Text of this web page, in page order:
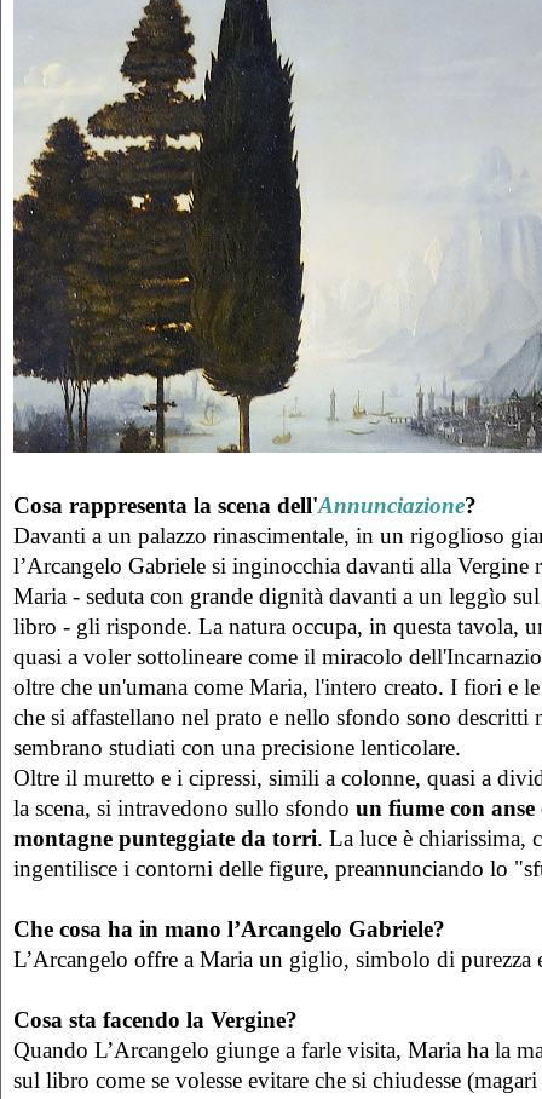
Cosa rappresenta la scena dell'Annunciazione?
Davanti a un palazzo rinascimentale, in un rigoglioso
l’Arcangelo Gabriele si inginocchia davanti alla
Maria - seduta con grande dignità davanti a un leggìo
libro - gli risponde. La natura occupa, in questa tavola,
quasi a voler sottolineare come il miracolo
oltre che un'umana come Maria, l'intero creato. I fiori e
che si affastellano nel prato e nello sfondo sono descritti
sembrano studiati con una precisione lenticolare.
Oltre il muretto e i cipressi, simili a colonne, quasi a
la scena, si intravedono sullo sfondo un fiume con anse
montagne punteggiate da torri. La luce è chiarissima,
ingentilisce i contorni delle figure, preannunciando lo
Che cosa ha in mano l’Arcangelo Gabriele?
L’Arcangelo offre a Maria un giglio, simbolo di purezza
Cosa sta facendo la Vergine?
Quando L’Arcangelo giunge a farle visita, Maria ha la
sul libro come se volesse evitare che si chiudesse